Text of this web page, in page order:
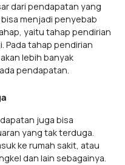
dari pendapatan yang
menjadi penyebab
yaitu tahap pendirian
Pada tahap pendirian
lebih banyak
pendapatan.
juga bisa
yang tak terduga.
ke rumah sakit, atau
dan lain sebagainya.